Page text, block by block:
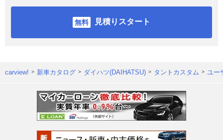
見積りスタート
carview! 新車カタログ ダイハツ(DAIHATSU) タントカスタム ユー